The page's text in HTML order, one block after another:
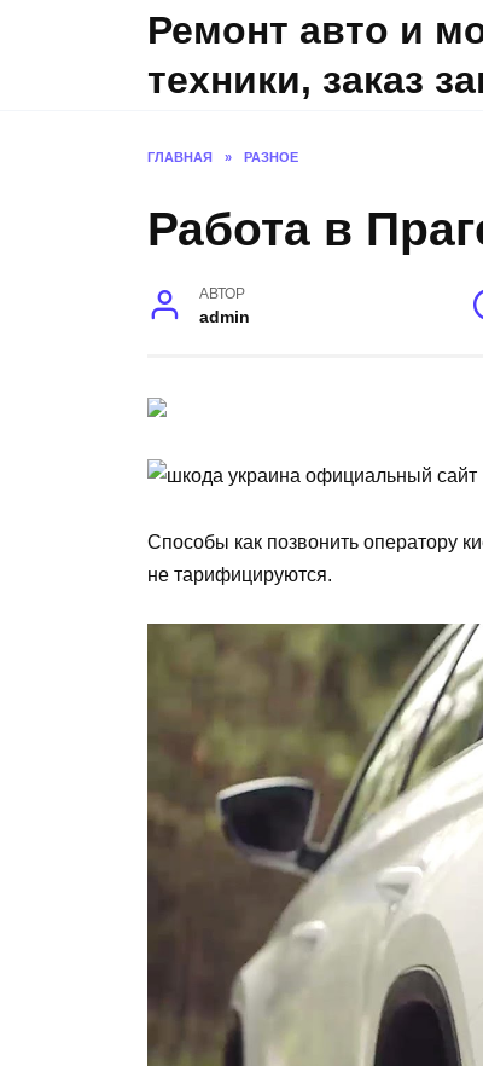
Ремонт авто и
техники, заказ
ГЛАВНАЯ » РАЗНОЕ
Работа в
АВТОР
admin
Способы как позвонить оператору
не тарифицируются.